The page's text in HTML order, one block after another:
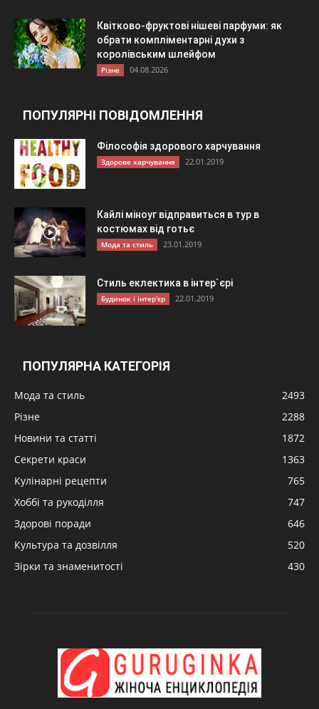
Квітково-фруктові нішеві парфуми: як
обрати компліментарні духи з
королівським шлейфом
Різне 04.08.2026
ПОПУЛЯРНІ ПОВІДОМЛЕННЯ
Філософія здорового харчування
Здорове харчування 22.01.2019
Кайлі міноуг відправиться в тур в
костюмах від готьє
Мода та стиль 23.01.2019
Стиль еклектика в інтер`єрі
Будинок і інтер'єр 22.01.2019
ПОПУЛЯРНА КАТЕГОРІЯ
Мода та стиль
2493
Різне
2288
Новини та статті
1872
Секрети краси
1363
Кулінарні рецепти
765
Хоббі та рукоділля
747
Здорові поради
646
Культура та дозвілля
520
Зірки та знаменитості
430